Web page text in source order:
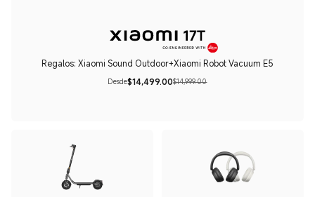
Regalos: Xiaomi Sound Outdoor+Xiaomi Robot Vacuum E5
Desde$14,499.00Current Price $14499
$14,999.00
Precio de comercialización $14,999.00